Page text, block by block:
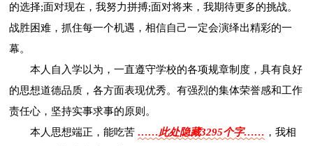
的选择;面对现在，我努力拼搏;面对将来，我期待更多的挑战。
战胜困难，抓住每一个机遇，相信自己一定会演绎出精彩的一
幕。
本人自入学以为，一直遵守学校的各项规章制度，具有良好
的思想道德品质，各方面表现优秀。有强烈的集体荣誉感和工作
责任心，坚持实事求事的原则。
本人思想端正，能吃苦……此处隐藏3295个字…… ，我相